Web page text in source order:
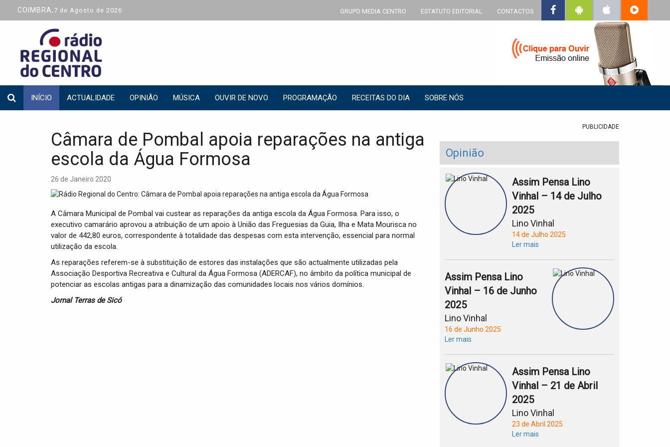
COIMBRA, 7 de Agosto de 2026 GRUPO MEDIA CENTRO ESTATUTO EDITORIAL CONTACTOS
INÍCIO ACTUALIDADE OPINIÃO MÚSICA OUVIR DE NOVO PROGRAMAÇÃO RECEITAS DO DIA SOBRE NÓS
Câmara de Pombal apoia reparações na antiga
escola da Água Formosa
26 de Janeiro 2020
A Câmara Municipal de Pombal vai custear as reparações da antiga escola da Água Formosa. Para isso, o
executivo camarário aprovou a atribuição de um apoio à União das Freguesias da Guia, Ilha e Mata Mourisca no
valor de 442,80 euros, correspondente à totalidade das despesas com esta intervenção, essencial para normal
utilização da escola.
As reparações referem-se à substituição de estores das instalações que são actualmente utilizadas pela
Associação Desportiva Recreativa e Cultural da Água Formosa (ADERCAF), no âmbito da política municipal de
potenciar as escolas antigas para a dinamização das comunidades locais nos vários domínios.
Jornal Terras de Sicó
PUBLICIDADE
Opinião
Assim Pensa Lino
Vinhal – 14 de Julho
2025
Lino Vinhal
14 de Julho 2025
Ler mais
Assim Pensa Lino
Vinhal – 16 de Junho
2025
Lino Vinhal
16 de Junho 2025
Ler mais
Assim Pensa Lino
Vinhal – 21 de Abril
2025
Lino Vinhal
23 de Abril 2025
Ler mais